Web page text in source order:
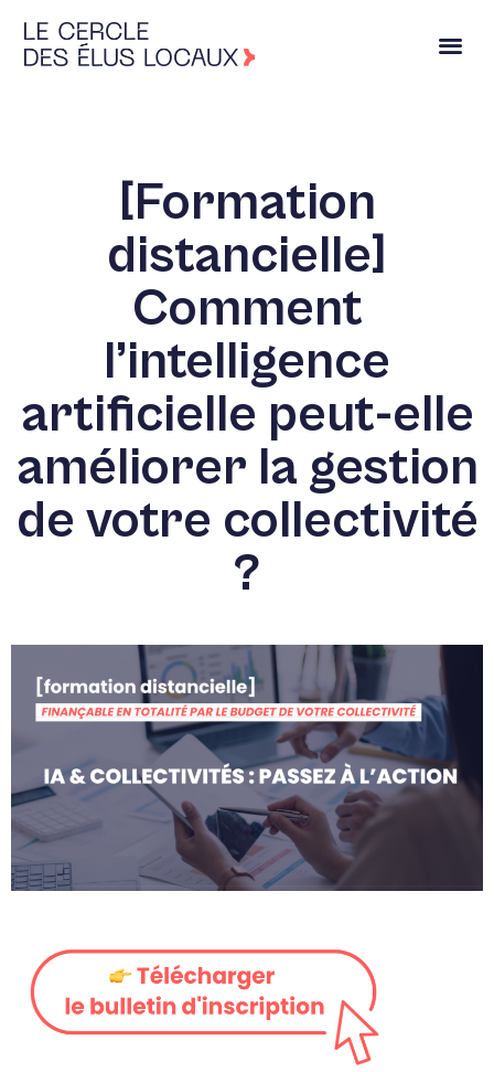
[Formation
distancielle]
Comment
l’intelligence
artificielle peut-elle
améliorer la gestion
de votre collectivité
?